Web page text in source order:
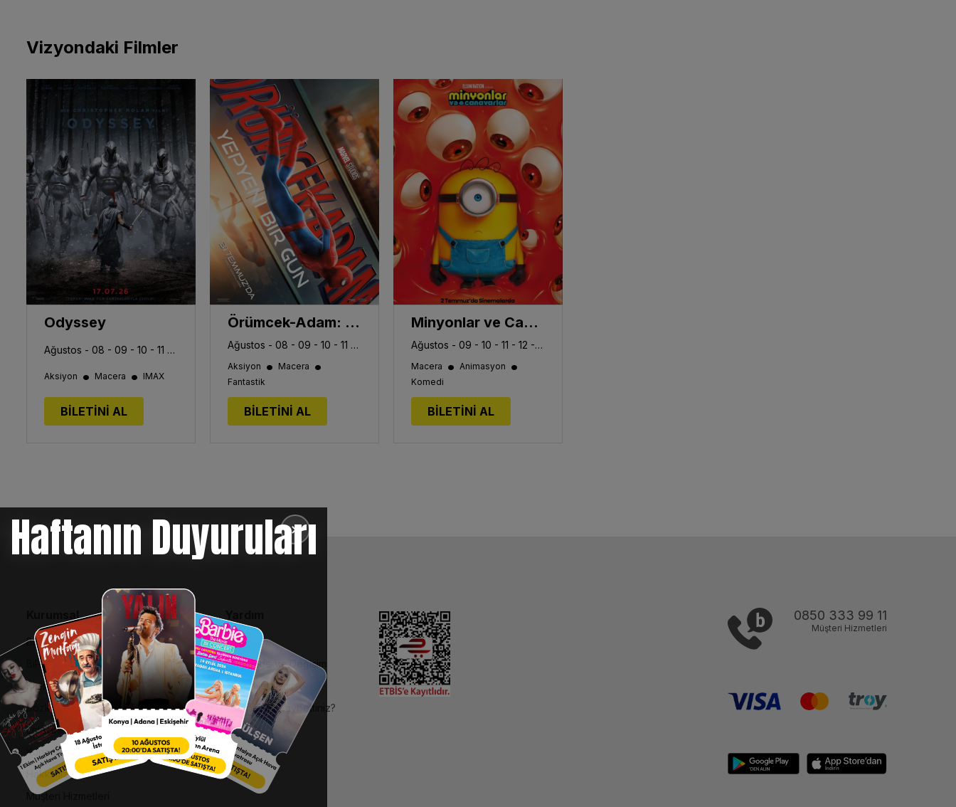
Vizyondaki Filmler
Odyssey
Ağustos - 08 - 09 - 10 - 11 - 12 - 13
Aksiyon • Macera • IMAX
BİLETİNİ AL
Örümcek-Adam: Yepyeni Bir Gün
Ağustos - 08 - 09 - 10 - 11 - 12 - 13
Aksiyon • Macera •
Fantastik
BİLETİNİ AL
Minyonlar ve Canavarlar
Ağustos - 09 - 10 - 11 - 12 - 13
Macera • Animasyon •
Komedi
BİLETİNİ AL
✕
Haftanın Duyuruları
Bilgi Toplumu Hizmetleri
BiPuan Kurallar & Koşullar
Kişisel Verilerin Korunması
Sözleşme ve Politikalar
Entegre Yönetim Sistemi Politikası
Kurumsal Kimlik
Hakkımızda
Müşteri Hizmetleri
SSS
İptal, İade ve Değişim
Nasıl Bilet Alınır
Biletinizi Mi Kaybettiniz?
0850 333 99 11
Müşteri Hizmetleri